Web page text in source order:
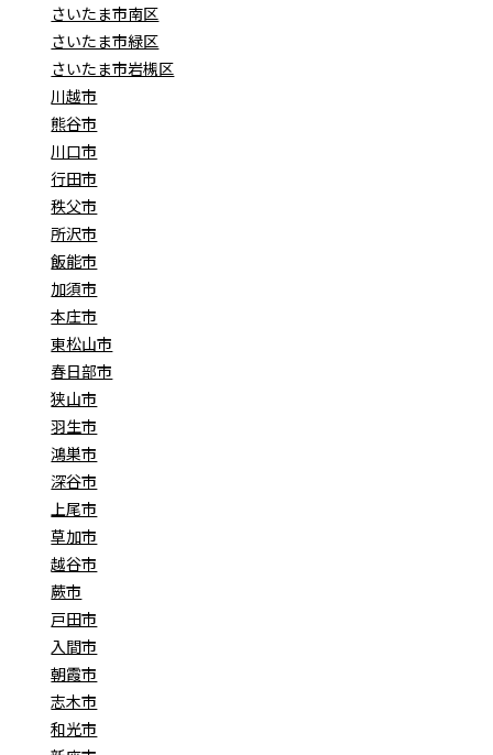
さいたま市南区
さいたま市緑区
さいたま市岩槻区
川越市
熊谷市
川口市
行田市
秩父市
所沢市
飯能市
加須市
本庄市
東松山市
春日部市
狭山市
羽生市
鴻巣市
深谷市
上尾市
草加市
越谷市
蕨市
戸田市
入間市
朝霞市
志木市
和光市